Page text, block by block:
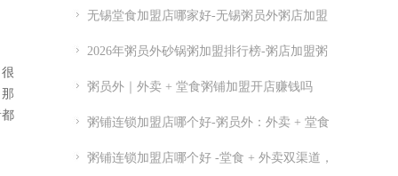
无锡堂食加盟店哪家好-无锡粥员外粥店加盟
2026年粥员外砂锅粥加盟排行榜-粥店加盟粥
员外开店怎么样
粥员外｜外卖 + 堂食粥铺加盟开店赚钱吗
粥铺连锁加盟店哪个好-粥员外：外卖 + 堂食
粥铺加盟
粥铺连锁加盟店哪个好 -堂食 + 外卖双渠道，